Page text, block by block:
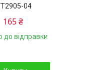
04
165 ₴
до відправки